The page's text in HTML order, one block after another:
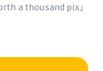
a thousand pix」